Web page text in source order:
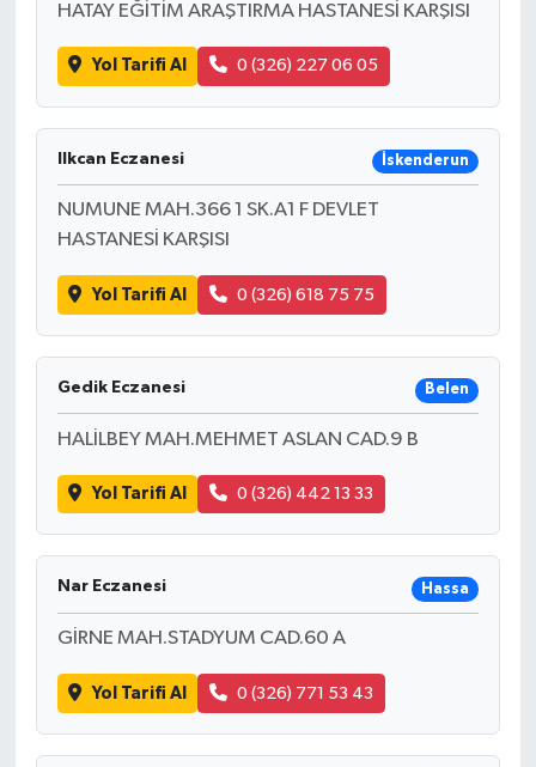
HATAY EĞİTİM ARAŞTIRMA HASTANESİ KARŞISI
Yol Tarifi Al 0 (326) 227 06 05
Ilkcan Eczanesi İskenderun
NUMUNE MAH.366 1 SK.A1 F DEVLET
HASTANESİ KARŞISI
Yol Tarifi Al 0 (326) 618 75 75
Gedik Eczanesi Belen
HALİLBEY MAH.MEHMET ASLAN CAD.9 B
Yol Tarifi Al 0 (326) 442 13 33
Nar Eczanesi Hassa
GİRNE MAH.STADYUM CAD.60 A
Yol Tarifi Al 0 (326) 771 53 43